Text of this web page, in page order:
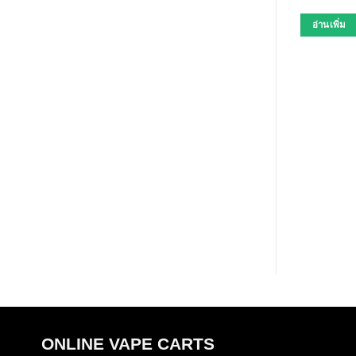
อ่านเพิ่ม
ONLINE VAPE CARTS